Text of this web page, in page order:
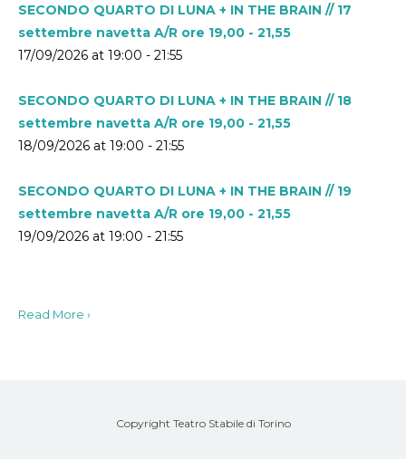
SECONDO QUARTO DI LUNA + IN THE BRAIN // 17
settembre navetta A/R ore 19,00 - 21,55
17/09/2026 at 19:00 - 21:55
SECONDO QUARTO DI LUNA + IN THE BRAIN // 18
settembre navetta A/R ore 19,00 - 21,55
18/09/2026 at 19:00 - 21:55
SECONDO QUARTO DI LUNA + IN THE BRAIN // 19
settembre navetta A/R ore 19,00 - 21,55
19/09/2026 at 19:00 - 21:55
Read More ›
Copyright Teatro Stabile di Torino